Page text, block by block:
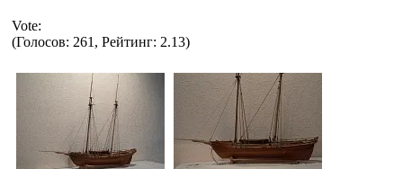
Vote:
(Голосов: 261, Рейтинг: 2.13)